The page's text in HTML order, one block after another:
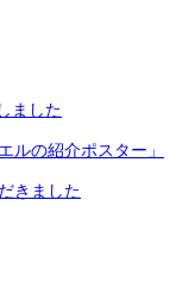
ました
ルの紹介ポスター」
きました